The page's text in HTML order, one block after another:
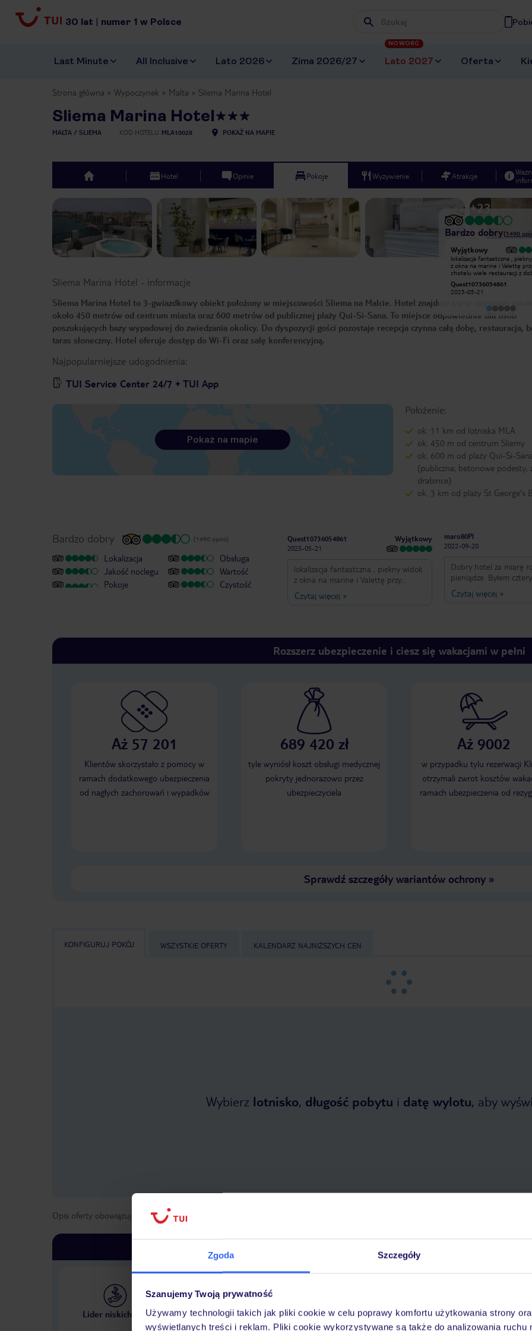
Zgoda Szczegóły
Szanujemy Twoją prywatność
Używamy technologii takich jak pliki cookie w celu poprawy komfortu użytkowania strony
wyświetlanych treści i reklam. Pliki cookie wykorzystywane są także do analizowania ruchu
30 lat | numer 1 w Polsce Wpisz frazę, której szukasz
Last Minute All Inclusive Lato 2026 Zima 2026/27 Lato 2027
NOWOŚĆ
Oferta
Strona główna Wypoczynek Malta Sliema Marina Hotel
Sliema Marina Hotel
MALTA SLIEMA KOD HOTELU MLA10028 POKAŻ NA MAPIE
top Hotel Opinie Pokoje Wyżywienie Atrakcje
+23
Bardzo dobry(1490
Hotel jest czysty i naprawdę bardzo
W pokoju na szczęście było
ogrzewanie, ale w łazience dosłownie
była lodówka - nie było żadnego
grzejnika, a do tego okna były
nieszczelne. Jeden plus -
temperatura świetna do schłodzenia
Wyjątkowy
lokalizacja fantastczna ,
z okna na marine i Valettę
chotelu wiele restauracji z
za to z łdym widokiem na
przy hotelu przystanki pomocna
remontowany
Quest10736054861
2025-05-21
Sliema Marina Hotel - informacje
Sliema Marina Hotel to 3-gwiazdkowy obiekt położony w miejscowości Sliema na Malcie. Hotel znajduje się w dogodnej
około 450 metrów od centrum miasta oraz 600 metrów od publicznej plaży Qui-Si-Sana. To miejsce odpowiednie dla osób
poszukujących bazy wypadowej do zwiedzania okolicy. Do dyspozycji gości pozostaje recepcja czynna całą dobę, restauracja,
taras słoneczny. Hotel oferuje dostęp do Wi-Fi oraz salę konferencyjną.
Najpopularniejsze udogodnienia:
TUI Service Center 24/7 + TUI App
Położenie:
ok. 11 km od lotniska MLA
ok. 450 m od centrum Sliemy
ok. 600 m od plaży Qui-Si-
(publiczna, betonowe podesty,
drabince)
ok. 3 km od plaży St George's
Pokaż na mapie
Bardzo dobry (1490 opinii)
Lokalizacja
Jakość noclegu
Pokoje
Obsługa
Wartość
Czystość
Quest10736054861
2025-05-21
Wyjątkowy
lokalizacja fantastczna , piekny widok
z okna na marine i Valettę przy
chotelu wiele restauracji z dobra
kuchnią śniadania typowo angelskie
Czytaj więcej »
maro80Pl
2022-09-20
Dobry hotel za miarę
pieniądze. Byłem
ekonomiczny, ale
wygodny tylko okno z
lokalizacja moim
najlepsze miejsce
Czytaj więcej »
Rozszerz ubezpieczenie i ciesz się wakacjami w pełni
Aż 57 201
Klientów skorzystało z pomocy w
ramach dodatkowego ubezpieczenia
od nagłych zachorowań i wypadków
689 420 zł
tyle wyniósł koszt obsługi medycznej
pokryty jednorazowo przez
ubezpieczyciela
Aż 9002
w przypadku tylu rezerwacji
otrzymali zwrot kosztów
ramach ubezpieczenia od
Sprawdź szczegóły wariantów ochrony»
KONFIGURUJ POKÓJ WSZYSTKIE OFERTY KALENDARZ NAJNIŻSZYCH CEN
Wybierz lotnisko, długość pobytu i datę wylotu, aby
Opis oferty obowiązuje dla wyjazdów w terminie
Lider niskich cen
Największe biuro podróży
w Polsce
30 lat w Polsce
Tylko u nas opieka na
wakacjach 24/7